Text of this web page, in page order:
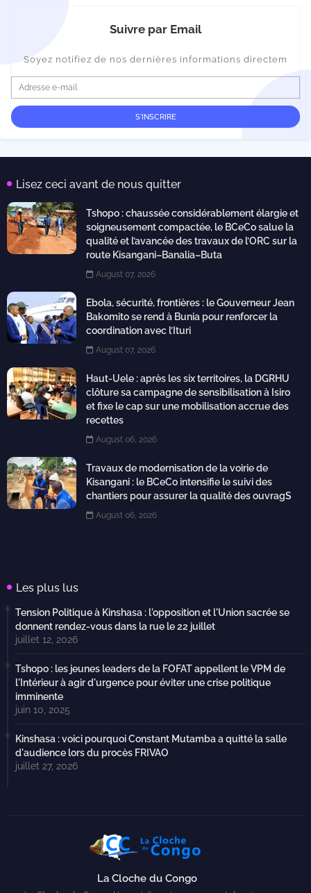
Suivre par Email
Soyez notifiez de nos dernières informations directem
Lisez ceci avant de nous quitter
Tshopo : chaussée considérablement élargie et
soigneusement compactée, le BCeCo salue la
qualité et l’avancée des travaux de l’ORC sur la
route Kisangani–Banalia–Buta
August 07, 2026
Ebola, sécurité, frontières : le Gouverneur Jean
Bakomito se rend à Bunia pour renforcer la
coordination avec l’Ituri
August 07, 2026
Haut-Uele : après les six territoires, la DGRHU
clôture sa campagne de sensibilisation à Isiro
et fixe le cap sur une mobilisation accrue des
recettes
August 06, 2026
Travaux de modernisation de la voirie de
Kisangani : le BCeCo intensifie le suivi des
chantiers pour assurer la qualité des ouvragS
August 06, 2026
Les plus lus
Tension Politique à Kinshasa : l'opposition et l'Union sacrée se
donnent rendez-vous dans la rue le 22 juillet
juillet 12, 2026
Tshopo : les jeunes leaders de la FOFAT appellent le VPM de
l'Intérieur à agir d'urgence pour éviter une crise politique
imminente
juin 10, 2025
Kinshasa : voici pourquoi Constant Mutamba a quitté la salle
d'audience lors du procès FRIVAO
juillet 27, 2026
La Cloche du Congo